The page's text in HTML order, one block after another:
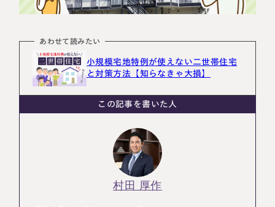
よくある質問
お客様の声
あわせて読みたい
小規模宅地特例が使えない二世帯住宅
と対策方法【知らなきゃ大損】
この記事を書いた人
村田 厚作